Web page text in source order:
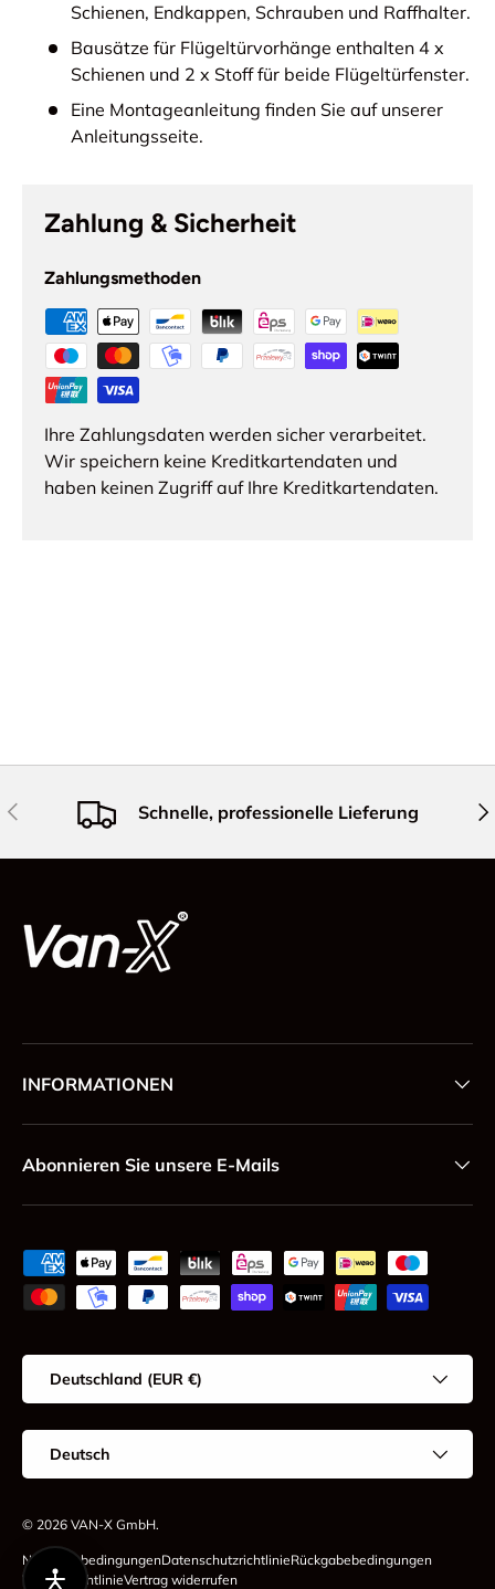
Schienen, Endkappen, Schrauben und Raffhalter.
Bausätze für Flügeltürvorhänge enthalten 4 x
Schienen und 2 x Stoff für beide Flügeltürfenster.
Eine Montageanleitung finden Sie auf unserer
Anleitungsseite.
Zahlung & Sicherheit
Zahlungsmethoden
Ihre Zahlungsdaten werden sicher verarbeitet.
Wir speichern keine Kreditkartendaten und
haben keinen Zugriff auf Ihre Kreditkartendaten.
Vorherige Schnelle, professionelle Lieferung
INFORMATIONEN
Abonnieren Sie unsere E-Mails
Zahlungsmethoden
Land/Region
Deutschland (EUR €)
Sprache
Deutsch
© 2026 VAN-X GmbH.
NutzungsbedingungenDatenschutzrichtlinieRückgabebedingungen
VersandrichtlinieVertrag widerrufen